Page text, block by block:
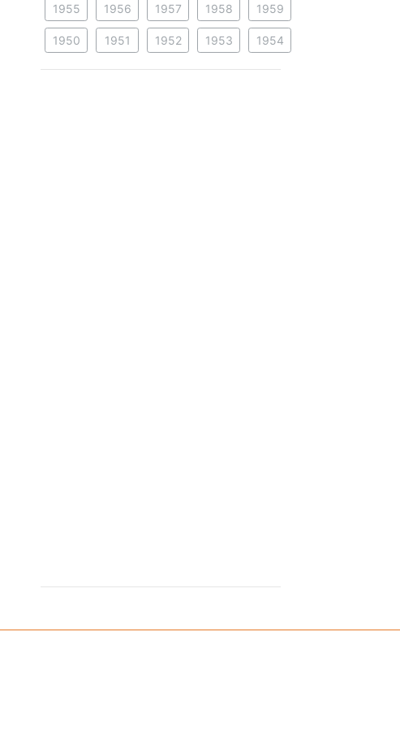
1955 1956 1957 1958 1959
1950 1951 1952 1953 1954